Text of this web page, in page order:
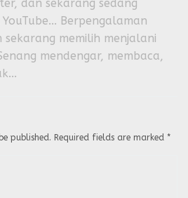
dan sekarang sedang
Berpengalaman
sekarang memilih menjalani
mendengar, membaca,
published. Required fields are marked *